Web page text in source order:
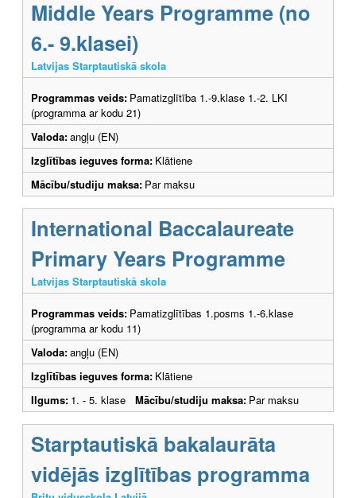
Middle Years Programme (no
6.- 9.klasei)
Latvijas Starptautiskā skola
Programmas veids: Pamatizglītība 1.-9.klase 1.-2. LKI
(programma ar kodu 21)
Valoda:angļu (EN)
Izglītības ieguves forma: Klātiene
Mācību/studiju maksa: Par maksu
International Baccalaureate
Primary Years Programme
Latvijas Starptautiskā skola
Programmas veids: Pamatizglītības 1.posms 1.-6.klase
(programma ar kodu 11)
Valoda:angļu (EN)
Izglītības ieguves forma: Klātiene
Ilgums: 1. - 5. klase Mācību/studiju maksa: Par maksu
Starptautiskā bakalaurāta
vidējās izglītības programma